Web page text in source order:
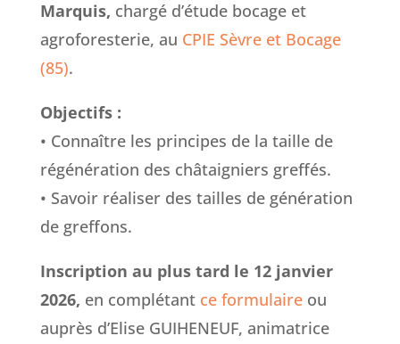
Marquis, chargé d’étude bocage et
agroforesterie, au CPIE Sèvre et Bocage
(85).
Objectifs :
• Connaître les principes de la taille de
régénération des châtaigniers greffés.
• Savoir réaliser des tailles de génération
de greffons.
Inscription au plus tard le 12 janvier
2026, en complétant ce formulaireou
auprès d’Elise GUIHENEUF, animatrice